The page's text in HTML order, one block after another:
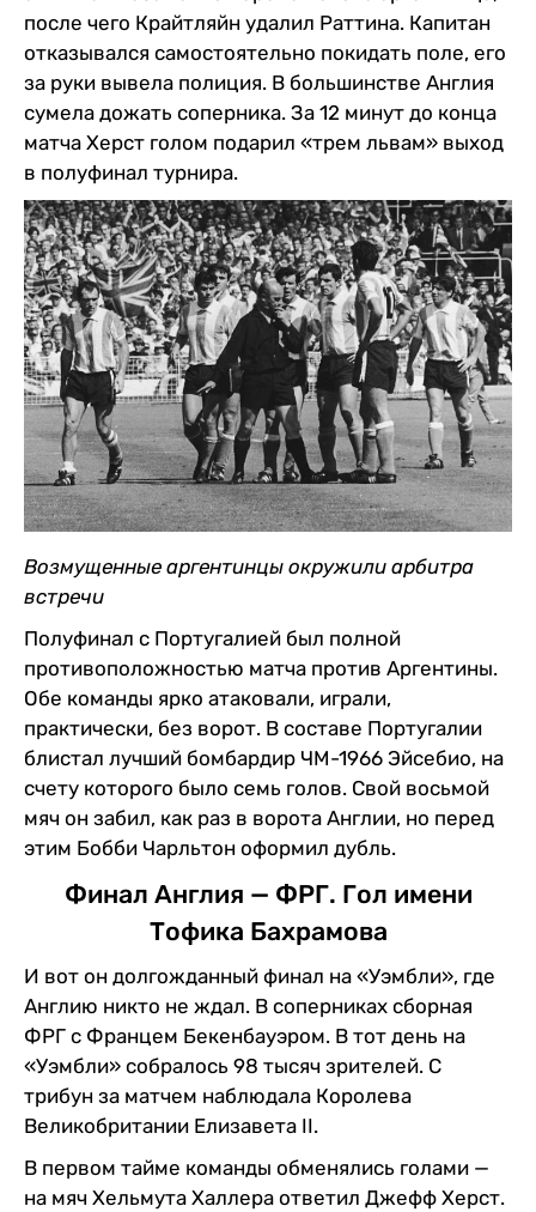
после чего Крайтляйн удалил Раттина. Капитан
отказывался самостоятельно покидать поле, его
за руки вывела полиция. В большинстве Англия
сумела дожать соперника. За 12 минут до конца
матча Херст голом подарил «трем львам» выход
в полуфинал турнира.
Возмущенные аргентинцы окружили арбитра
встречи
Полуфинал с Португалией был полной
противоположностью матча против Аргентины.
Обе команды ярко атаковали, играли,
практически, без ворот. В составе Португалии
блистал лучший бомбардир ЧМ-1966 Эйсебио, на
счету которого было семь голов. Свой восьмой
мяч он забил, как раз в ворота Англии, но перед
этим Бобби Чарльтон оформил дубль.
Финал Англия — ФРГ. Гол имени
Тофика Бахрамова
И вот он долгожданный финал на «Уэмбли», где
Англию никто не ждал. В соперниках сборная
ФРГ с Францем Бекенбауэром. В тот день на
«Уэмбли» собралось 98 тысяч зрителей. С
трибун за матчем наблюдала Королева
Великобритании Елизавета II.
В первом тайме команды обменялись голами —
на мяч Хельмута Халлера ответил Джефф Херст.